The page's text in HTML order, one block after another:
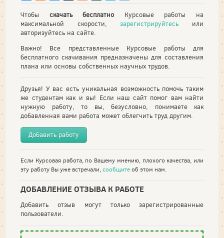
Чтобы скачать бесплатно Курсовые работы на
максимальной скорости,зарегистрируйтесь или
авторизуйтесь на сайте.
Важно! Все представленные Курсовые работы для
бесплатного скачивания предназначены для составления
плана или основы собственных научных трудов.
Друзья! У вас есть уникальная возможность помочь таким
же студентам как и вы! Если наш сайт помог вам найти
нужную работу, то вы, безусловно, понимаете как
добавленная вами работа может облегчить труд другим.
Добавить работу
Если Курсовая работа, по Вашему мнению, плохого качества, или
эту работу Вы уже встречали,сообщитеоб этом нам.
ДОБАВЛЕНИЕ ОТЗЫВА К РАБОТЕ
Добавить отзыв могут только зарегистрированные
пользователи.